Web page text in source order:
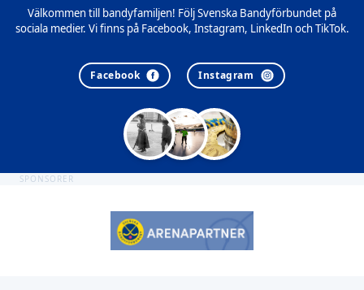
Välkommen till bandyfamiljen! Följ Svenska Bandyförbundet på
sociala medier. Vi finns på Facebook, Instagram, LinkedIn och TikTok.
Facebook Instagram
SPONSORER